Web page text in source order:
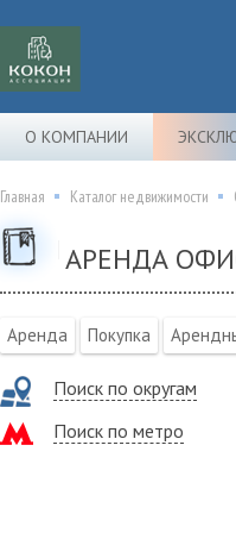
О КОМПАНИИ
Главная Каталог недвижимости
АРЕНДА
Аренда Покупка
Поиск по округам
Поиск по метро